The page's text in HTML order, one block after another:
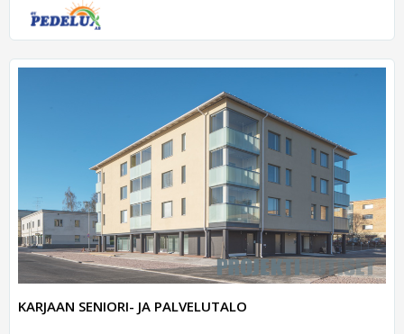
KARJAAN SENIORI- JA PALVELUTALO